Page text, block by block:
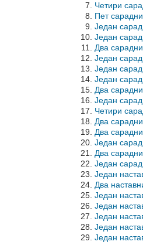
Четири
Пет
Један
Један
Два
Један
Један
Један
Два
Један
Четири
Два
Два
Један
Два
Један
Један
Два
Један
Један
Један
Један
Један